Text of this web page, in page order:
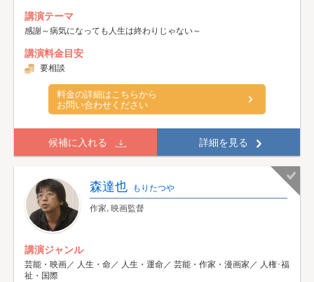
講演テーマ
感謝～病気になっても人生は終わりじゃない～
講演料金目安
要相談
料金の詳細はこちらから
お問い合わせください
候補に入れる 詳細を見る
森達也 もりたつや
作家, 映画監督
講演ジャンル
芸能・映画／ 人生・命／ 人生・運命／ 芸能・作家・漫画家／ 人権･福
祉・国際